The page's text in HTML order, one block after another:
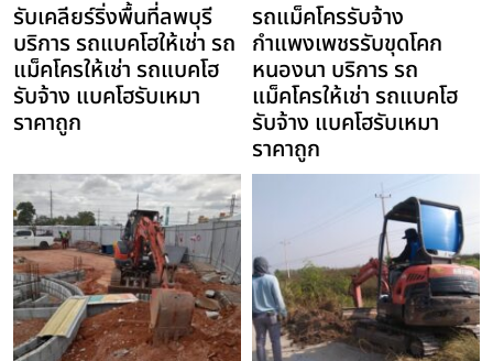
รับเคลียร์ริ่งพื้นที่ลพบุรี
บริการ รถแบคโฮให้เช่า รถ
แม็คโครให้เช่า รถแบคโฮ
รับจ้าง แบคโฮรับเหมา
ราคาถูก
รถแม็คโครรับจ้าง
กำแพงเพชรรับขุดโคก
หนองนา บริการ รถ
แม็คโครให้เช่า รถแบคโฮ
รับจ้าง แบคโฮรับเหมา
ราคาถูก